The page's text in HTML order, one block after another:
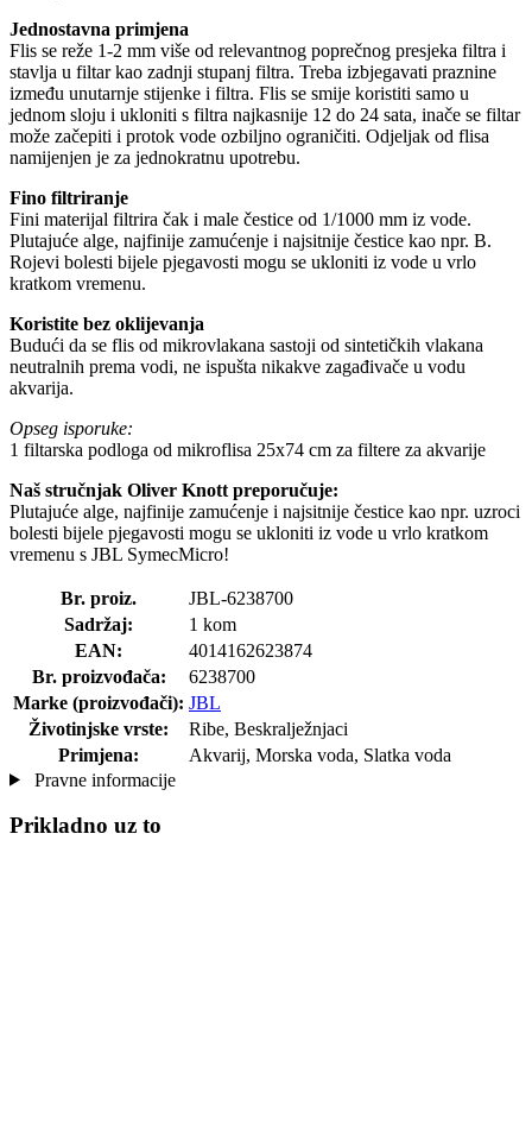
Jednostavna primjena
Flis se reže 1-2 mm više od relevantnog poprečnog presjeka filtra i
stavlja u filtar kao zadnji stupanj filtra. Treba izbjegavati praznine
između unutarnje stijenke i filtra. Flis se smije koristiti samo u
jednom sloju i ukloniti s filtra najkasnije 12 do 24 sata, inače se filtar
može začepiti i protok vode ozbiljno ograničiti. Odjeljak od flisa
namijenjen je za jednokratnu upotrebu.
Fino filtriranje
Fini materijal filtrira čak i male čestice od 1/1000 mm iz vode.
Plutajuće alge, najfinije zamućenje i najsitnije čestice kao npr. B.
Rojevi bolesti bijele pjegavosti mogu se ukloniti iz vode u vrlo
kratkom vremenu.
Koristite bez oklijevanja
Budući da se flis od mikrovlakana sastoji od sintetičkih vlakana
neutralnih prema vodi, ne ispušta nikakve zagađivače u vodu
akvarija.
Opseg isporuke:
1 filtarska podloga od mikroflisa 25x74 cm za filtere za akvarije
Naš stručnjak Oliver Knott preporučuje:
Plutajuće alge, najfinije zamućenje i najsitnije čestice kao npr. uzroci
bolesti bijele pjegavosti mogu se ukloniti iz vode u vrlo kratkom
vremenu s JBL SymecMicro!
Br. proiz.
JBL-6238700
Sadržaj:
1 kom
EAN:
4014162623874
Br. proizvođača:
6238700
Marke (proizvođači): JBL
Životinjske vrste:
Ribe, Beskralježnjaci
Primjena:
Akvarij, Morska voda, Slatka voda
Pravne informacije
Prikladno uz to